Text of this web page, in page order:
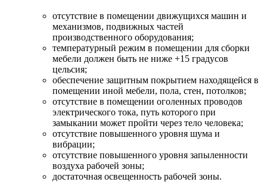
отсутствие в помещении движущихся машин и
механизмов, подвижных частей
производственного оборудования;
температурный режим в помещении для сборки
мебели должен быть не ниже +15 градусов
цельсия;
обеспечение защитным покрытием находящейся в
помещении иной мебели, пола, стен, потолков;
отсутствие в помещении оголенных проводов
электрического тока, путь которого при
замыкании может пройти через тело человека;
отсутствие повышенного уровня шума и
вибрации;
отсутствие повышенного уровня запыленности
воздуха рабочей зоны;
достаточная освещенность рабочей зоны.